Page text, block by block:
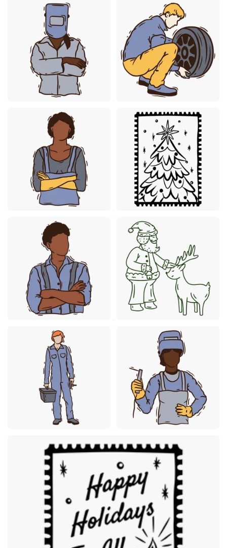
Premium Premium
Premium Premium
Premium
Premium Premium
Premium